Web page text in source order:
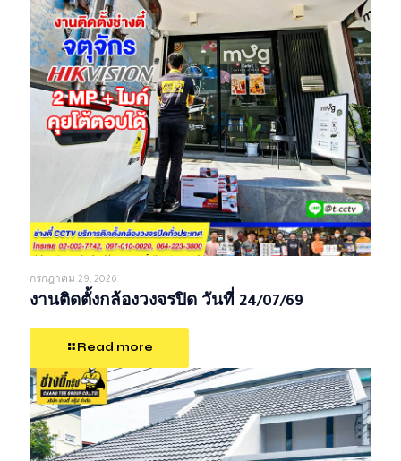
กรกฎาคม 29, 2026
งานติดตั้งกล้องวงจรปิด วันที่ 24/07/69
Read more